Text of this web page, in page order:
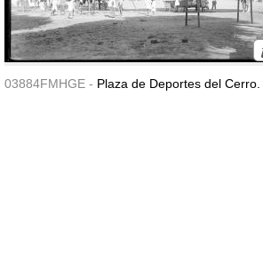
03884FMHGE - Plaza de Deportes del Cerro.